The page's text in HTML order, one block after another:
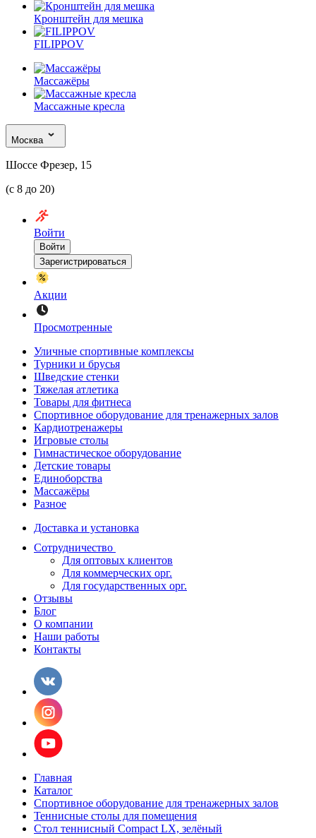
Кронштейн для мешка
FILIPPOV
Массажёры
Массажные кресла
Москва
Шоссе Фрезер, 15
(с 8 до 20)
Войти
Войти
Зарегистрироваться
Акции
Просмотренные
Уличные спортивные комплексы
Турники и брусья
Шведские стенки
Тяжелая атлетика
Товары для фитнеса
Спортивное оборудование для тренажерных залов
Кардиотренажеры
Игровые столы
Гимнастическое оборудование
Детские товары
Единоборства
Массажёры
Разное
Доставка и установка
Сотрудничество
Для оптовых клиентов
Для коммерческих орг.
Для государственных орг.
Отзывы
Блог
О компании
Наши работы
Контакты
Главная
Каталог
Спортивное оборудование для тренажерных залов
Теннисные столы для помещения
Стол теннисный Compact LX, зелёный